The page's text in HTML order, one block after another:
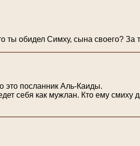
ты обидел Симху, сына своего? За
это посланник Аль-Каиды.
себя как мужлан. Кто ему смиху